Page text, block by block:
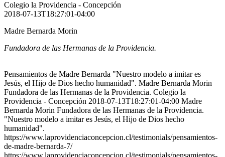
Colegio la Providencia - Concepción
2018-07-13T18:27:01-04:00
Madre Bernarda Morin
Fundadora de las Hermanas de la Providencia.
Pensamientos de Madre Bernarda "Nuestro modelo a imitar es
Jesús, el Hijo de Dios hecho humanidad". Madre Bernarda Morin
Fundadora de las Hermanas de la Providencia. Colegio la
Providencia - Concepción 2018-07-13T18:27:01-04:00 Madre
Bernarda Morin Fundadora de las Hermanas de la Providencia.
"Nuestro modelo a imitar es Jesús, el Hijo de Dios hecho
humanidad".
https://www.laprovidenciaconcepcion.cl/testimonials/pensamientos-
de-madre-bernarda-7/
https://www.laprovidenciaconcepcion.cl/testimonials/pensamientos-